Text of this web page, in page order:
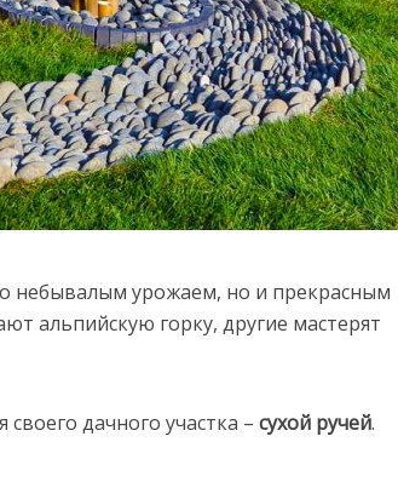
небывалым урожаем, но и прекрасным
альпийскую горку, другие мастерят
дачного участка – сухой ручей.